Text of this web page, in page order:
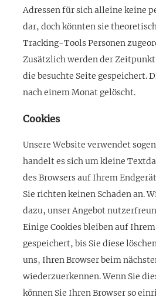
Adressen für sich alleine keine
dar, doch könnten sie
Tracking-Tools Personen
Zusätzlich werden der
die besuchte Seite gespeichert.
nach einem Monat gelöscht.
Cookies
Unsere Website verwendet
handelt es sich um kleine
des Browsers auf Ihrem
Sie richten keinen Schaden an.
dazu, unser Angebot
Einige Cookies bleiben auf
gespeichert, bis Sie diese
uns, Ihren Browser beim
wiederzuerkennen. Wenn Sie
können Sie Ihren Browser so